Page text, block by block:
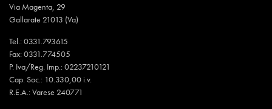
Via Magenta, 29
Gallarate 21013 (Va)
Tel.:0331.793615
Fax: 0331.774505
P. Iva/Reg. Imp.: 02237210121
Cap. Soc.: 10.330,00 i.v.
R.E.A.: Varese 240771